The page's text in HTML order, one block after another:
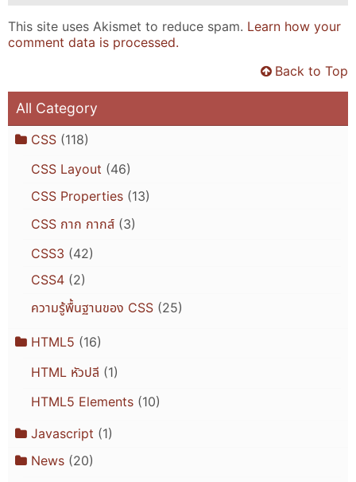
This site uses Akismet to reduce spam. Learn how your
comment data is processed.
Back to Top
All Category
CSS(118)
CSS Layout (46)
CSS Properties(13)
CSS กาก กากส์(3)
CSS3 (42)
CSS4(2)
ความรู้พื้นฐานของ CSS(25)
HTML5 (16)
HTML หัวปลี (1)
HTML5 Elements(10)
Javascript (1)
News(20)